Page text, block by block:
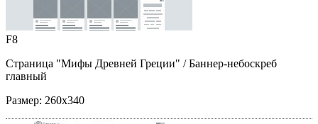
F8
Страница "Мифы Древней Греции" / Баннер-небоскреб
главный
Размер: 260x340